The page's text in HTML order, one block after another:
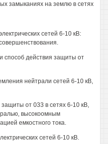
замыканиях на землю в сетях
сетей 6-10 кВ:
способ действия защиты от
нейтрали сетей 6-10 кВ,
от 033 в сетях 6-10 кВ,
высокоомным
емкостного тока.
сетей 6-10 кВ.